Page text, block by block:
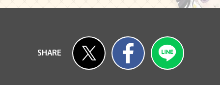
SHARE
Twitter FaceBook LINE